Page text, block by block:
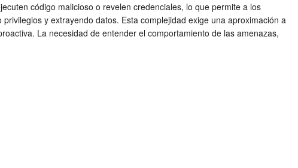
código malicioso o revelen credenciales, lo que permite a los
y extrayendo datos. Esta complejidad exige una aproximación a
La necesidad de entender el comportamiento de las amenazas,